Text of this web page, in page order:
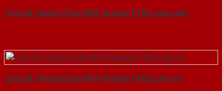
Cửa Gỗ Chống Cháy MDF Veneer P1R5 xoan dao
Cửa Gỗ Chống Cháy MDF Veneer P1R2 Cam xe